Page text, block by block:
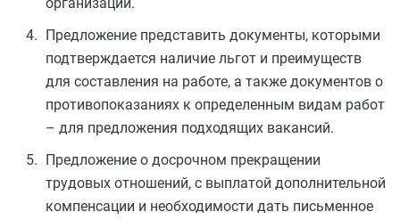
Предложение представить документы, которыми
подтверждается наличие льгот и преимуществ
для составления на работе, а также документов о
противопоказаниях к определенным видам работ
– для предложения подходящих вакансий.
Предложение о досрочном прекращении
трудовых отношений, с выплатой дополнительной
компенсации и необходимости дать письменное